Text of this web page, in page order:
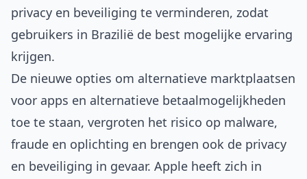
privacy en beveiliging te verminderen, zodat
gebruikers in Brazilië de best mogelijke ervaring
krijgen.
De nieuwe opties om alternatieve marktplaatsen
voor apps en alternatieve betaalmogelijkheden
toe te staan, vergroten het risico op malware,
fraude en oplichting en brengen ook de privacy
en beveiliging in gevaar. Apple heeft zich in